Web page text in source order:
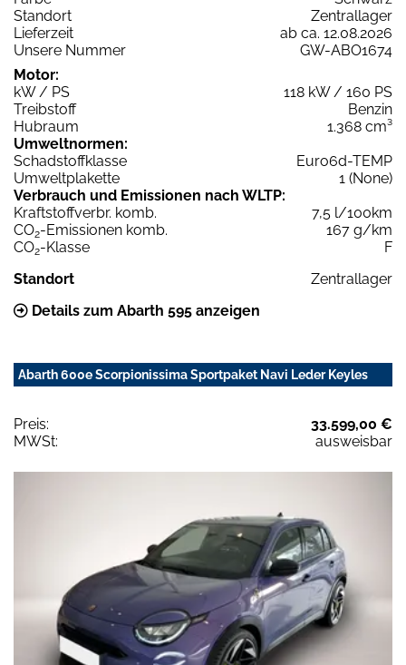
Standort
Zentrallager
Lieferzeit
ab ca. 12.08.2026
Unsere Nummer
GW-ABO1674
Motor:
kW / PS
118 kW / 160 PS
Treibstoff
Benzin
Hubraum
1.368 cm³
Umweltnormen:
Schadstoffklasse
Euro6d-TEMP
Umweltplakette
1 (None)
Verbrauch und Emissionen nach WLTP:
Kraftstoffverbr. komb.
7,5 l/100km
CO2-Emissionen komb.
167 g/km
CO2-Klasse
F
Standort
Zentrallager
Details zum Abarth 595 anzeigen
Abarth 600e Scorpionissima Sportpaket Navi Leder Keyles
Preis:
33.599,00 €
MWSt:
ausweisbar